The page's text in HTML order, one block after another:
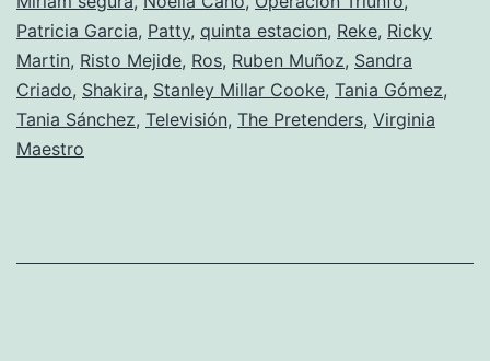
Patty)
Patricia Garcia, Patty, quinta estacion, Reke, Ricky
Martin, Risto Mejide, Ros, Ruben Muñoz, Sandra
Criado, Shakira, Stanley Millar Cooke, Tania Gómez,
Tania Sánchez, Televisión, The Pretenders, Virginia
Maestro